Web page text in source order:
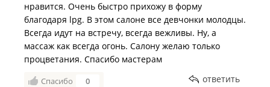
нравится. Очень быстро прихожу в форму
благодаря lpg. В этом салоне все девчонки молодцы.
Всегда идут на встречу, всегда вежливы. Ну, а
массаж как всегда огонь. Салону желаю только
процветания. Спасибо мастерам
Спасибо 0 ответить